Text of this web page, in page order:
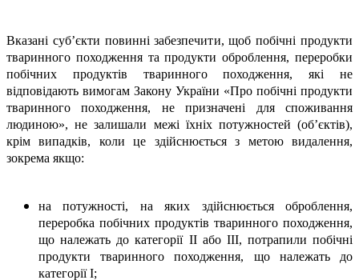
Вказані суб’єкти повинні забезпечити, щоб побічні продукти
тваринного походження та продукти оброблення, переробки
побічних продуктів тваринного походження, які не
відповідають вимогам Закону України «Про побічні продукти
тваринного походження, не призначені для споживання
людиною», не залишали межі їхніх потужностей (об’єктів),
крім випадків, коли це здійснюється з метою видалення,
зокрема якщо:
на потужності, на яких здійснюється оброблення,
переробка побічних продуктів тваринного походження,
що належать до категорії II або III, потрапили побічні
продукти тваринного походження, що належать до
категорії I;